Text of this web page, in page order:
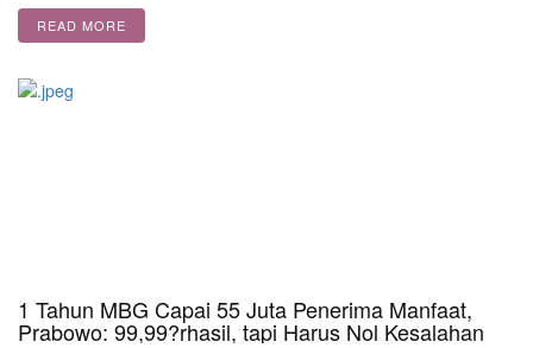
READ MORE
1 Tahun MBG Capai 55 Juta Penerima Manfaat,
Prabowo: 99,99?rhasil, tapi Harus Nol Kesalahan